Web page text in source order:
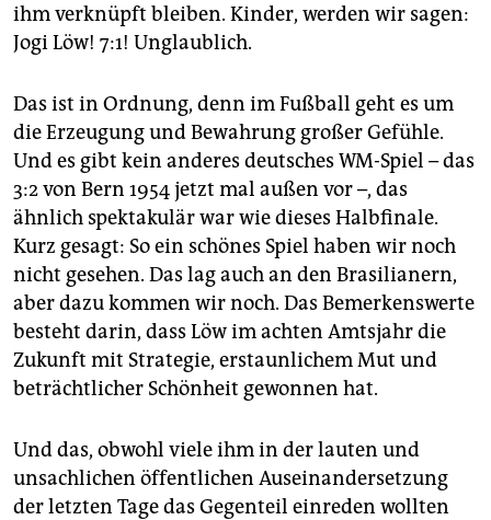
ihm verknüpft bleiben. Kinder, werden wir sagen:
Jogi Löw! 7:1! Unglaublich.
Das ist in Ordnung, denn im Fußball geht es um
die Erzeugung und Bewahrung großer Gefühle.
Und es gibt kein anderes deutsches WM-Spiel – das
3:2 von Bern 1954 jetzt mal außen vor –, das
ähnlich spektakulär war wie dieses Halbfinale.
Kurz gesagt: So ein schönes Spiel haben wir noch
nicht gesehen. Das lag auch an den Brasilianern,
aber dazu kommen wir noch. Das Bemerkenswerte
besteht darin, dass Löw im achten Amtsjahr die
Zukunft mit Strategie, erstaunlichem Mut und
beträchtlicher Schönheit gewonnen hat.
Und das, obwohl viele ihm in der lauten und
unsachlichen öffentlichen Auseinandersetzung
der letzten Tage das Gegenteil einreden wollten